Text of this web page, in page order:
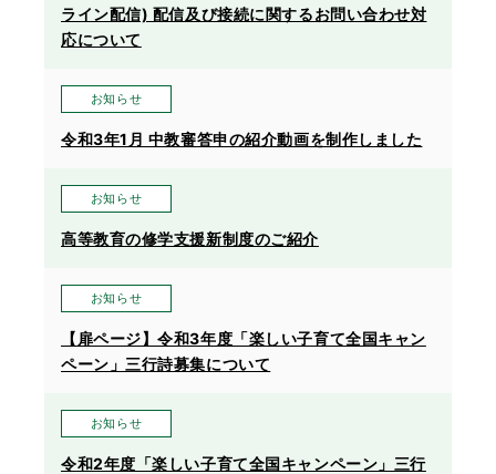
ライン配信) 配信及び接続に関するお問い合わせ対
応について
お知らせ
令和3年1月 中教審答申の紹介動画を制作しました
お知らせ
高等教育の修学支援新制度のご紹介
お知らせ
【扉ページ】令和3年度「楽しい子育て全国キャン
ペーン」三行詩募集について
お知らせ
令和2年度「楽しい子育て全国キャンペーン」三行